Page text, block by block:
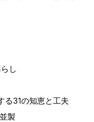
し
る31の知恵と工夫
製